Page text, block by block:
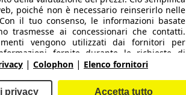
Area rivenditori
Servizi per i dealer
poiché non è necessario reinserirlo nelle
il tuo consenso, le informazioni basate
trasmesse ai concessionari che contatti.
vengono utilizzati dai fornitori per
fornite durante le richieste di
giorni e per riutilizzarle automaticamente
l'utilizzo di tali cookie/strumenti, tali
| Colophon | Elenco fornitori
privacy Accetta tutto